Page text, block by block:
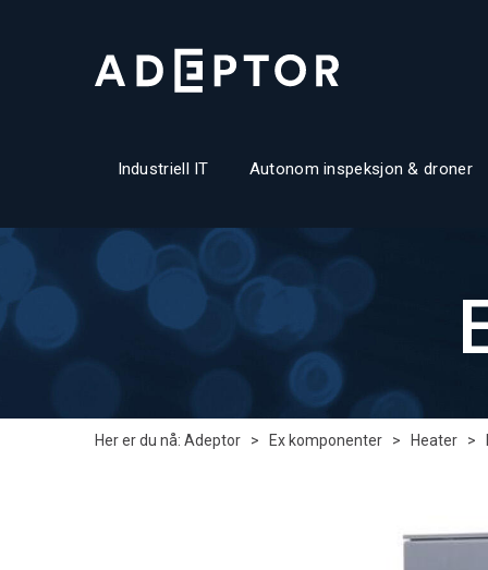
Industriell IT Autonom inspeksjon & droner
Her er du nå: Adeptor > Ex komponenter > Heater >